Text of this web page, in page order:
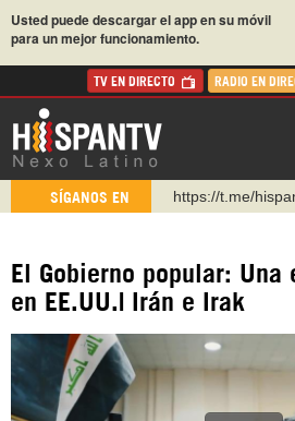
Usted puede descargar el app en su móvil
para un mejor funcionamiento.
TV EN DIRECTO RADIO EN
SÍGANOS EN
https://t.me/
WhatsApp y
Instagram como:
https://
http://
El Gobierno popular: Una
en EE.UU.| Irán e Irak